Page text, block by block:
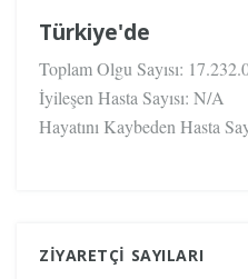
Türkiye'de
Toplam Olgu Sayısı:
İyileşen Hasta Sayısı: N/A
Hayatını Kaybeden Hasta
ZIYARETÇI SAYILARI